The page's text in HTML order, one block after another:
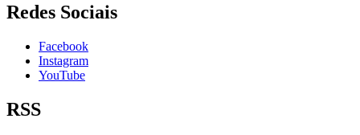
Redes Sociais
Facebook
Instagram
YouTube
RSS